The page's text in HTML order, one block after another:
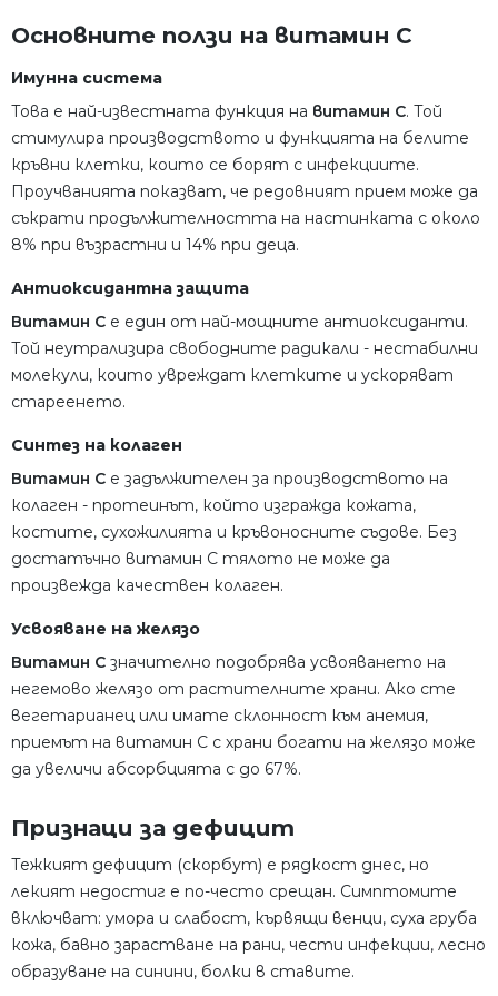
Основните ползи на витамин C
Имунна система
Това е най-известната функция на витамин C. Той
стимулира производството и функцията на белите
кръвни клетки, които се борят с инфекциите.
Проучванията показват, че редовният прием може да
съкрати продължителността на настинката с около
8% при възрастни и 14% при деца.
Антиоксидантна защита
Витамин C е един от най-мощните антиоксиданти.
Той неутрализира свободните радикали - нестабилни
молекули, които увреждат клетките и ускоряват
стареенето.
Синтез на колаген
Витамин C е задължителен за производството на
колаген - протеинът, който изгражда кожата,
костите, сухожилията и кръвоносните съдове. Без
достатъчно витамин C тялото не може да
произвежда качествен колаген.
Усвояване на желязо
Витамин C значително подобрява усвояването на
негемово желязо от растителните храни. Ако сте
вегетарианец или имате склонност към анемия,
приемът на витамин C с храни богати на желязо може
да увеличи абсорбцията с до 67%.
Признаци за дефицит
Тежкият дефицит (скорбут) е рядкост днес, но
лекият недостиг е по-често срещан. Симптомите
включват: умора и слабост, кървящи венци, суха груба
кожа, бавно зарастване на рани, чести инфекции, лесно
образуване на синини, болки в ставите.